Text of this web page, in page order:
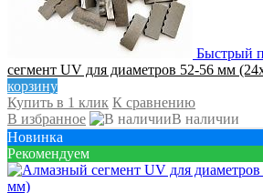
Быстрый
сегмент UV для диаметров 52-56 мм
корзину
Купить в 1 клик К сравнению
В избранное
В наличии
Новинка
Рекомендуем